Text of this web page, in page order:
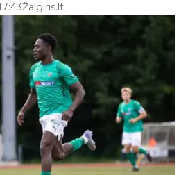
Žalgiris.lt